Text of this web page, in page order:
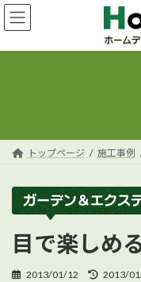
コ
ン
ン
ナ
ビ
ー
トップページ 施工事例
目で楽しめ
2013/01/12
最
2013/